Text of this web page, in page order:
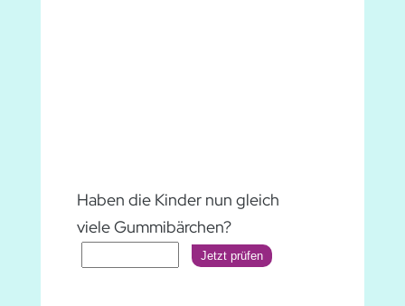
Haben die Kinder nun gleich
viele Gummibärchen?
Jetzt prüfen